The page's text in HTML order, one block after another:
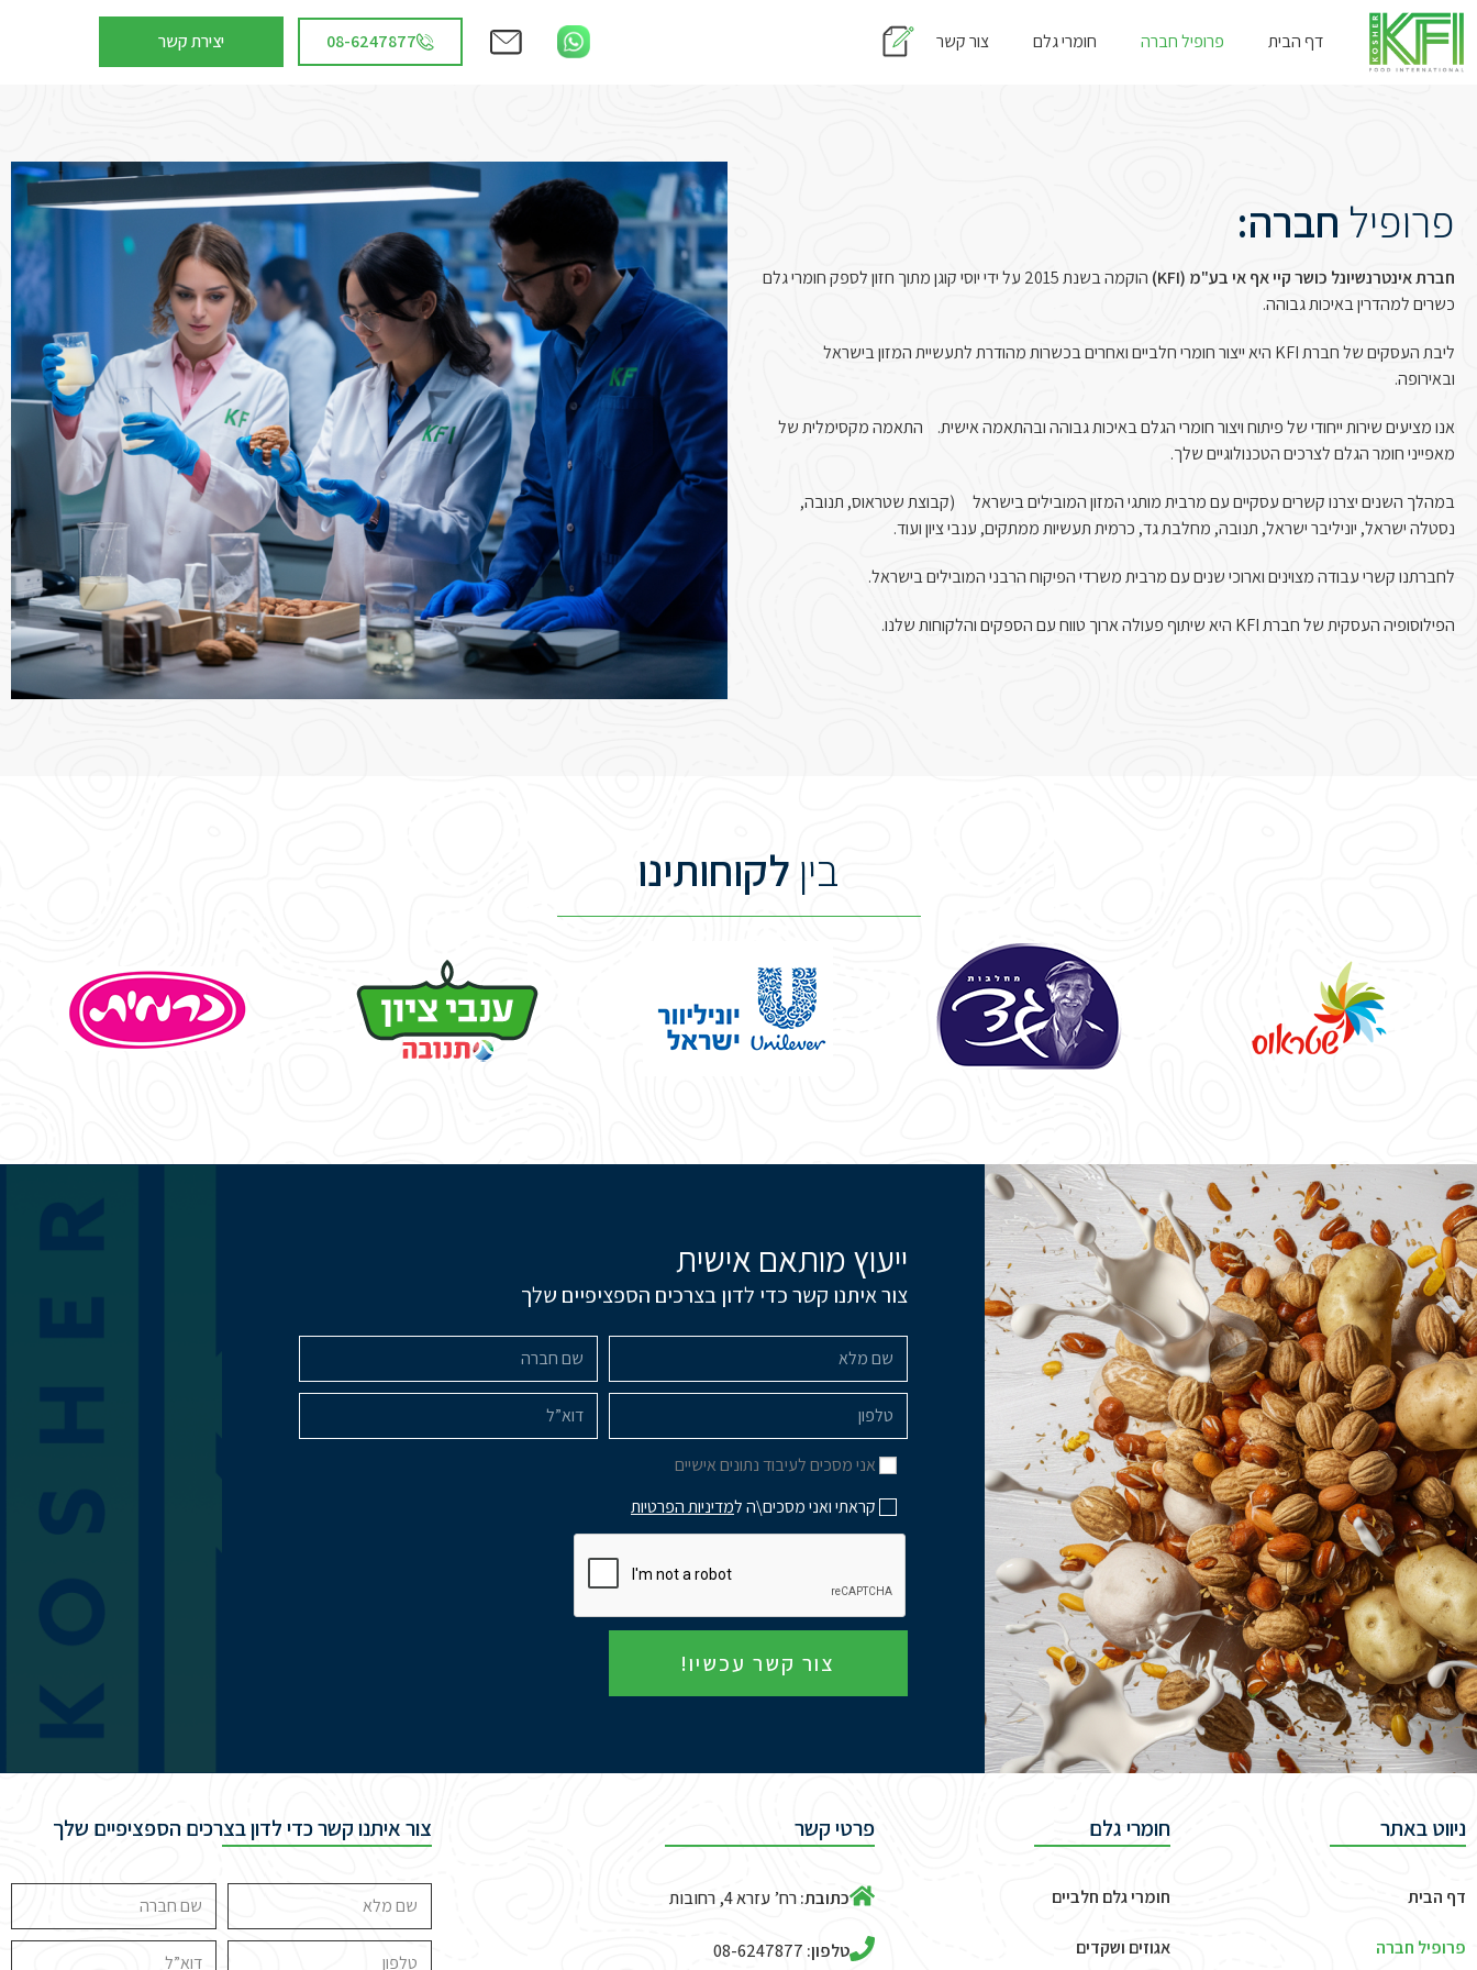
דף הבית פרופיל חברה חומרי גלם צור קשר 08-6247877 יצירת קשר
פרופיל חברה:
חברת אינטרנשיונל כושר קיי אף אי בע"מ (KFI)
הוקמה בשנת 2015 על ידי יוסי קוגן מתוך חזון לספק חומרי גלם
כשרים למהדרין באיכות גבוהה.
ליבת העסקים של חברת KFI היא ייצור חומרי חלביים ואחרים בכשרות מהודרת לתעשיית המזון בישראל
ובאירופה.
אנו מציעים שירות ייחודי של פיתוח ויצור חומרי הגלם באיכות גבוהה ובהתאמה אישית. התאמה מקסימלית של
מאפייני חומר הגלם לצרכים הטכנולוגיים שלך.
במהלך השנים יצרנו קשרים עסקיים עם מרבית מותגי המזון המובילים בישראל (קבוצת שטראוס, תנובה,
נסטלה ישראל, יוניליבר ישראל, תנובה, מחלבת גד, כרמית תעשיות ממתקים, ענבי ציון ועוד.
לחברתנו קשרי עבודה מצוינים וארוכי שנים עם מרבית משרדי הפיקוח הרבני המובילים בישראל.
הפילוסופיה העסקית של חברת KFI היא שיתוף פעולה ארוך טווח עם הספקים והלקוחות שלנו.
בין לקוחותינו
ייעוץ מותאם אישית
צור איתנו קשר כדי לדון בצרכים הספציפיים שלך
אני מסכים לעיבוד נתונים אישיים
קראתי ואני מסכים\ה למדיניות הפרטיות
צור קשר עכשיו!
ניווט באתר
דף הבית
פרופיל חברה
חומרי גלם
חומרי גלם חלביים
אגוזים ושקדים
פרטי קשר
כתובת:רח’ עזרא 4, רחובות
טלפון: 08-6247877
צור איתנו קשר כדי לדון בצרכים הספציפיים שלך